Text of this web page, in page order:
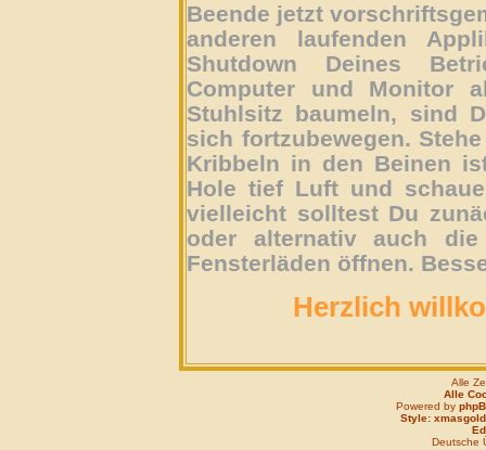
Beende jetzt
anderen laufenden
Shutdown Deines
Computer und Monitor
Stuhlsitz baumeln, sind
sich fortzubewegen.
Kribbeln in den Beinen
Hole tief Luft und
vielleicht solltest Du
oder alternativ auch
Fensterläden öffnen.
Herzlich
Alle
Alle
Powered by
Style: xmasgold
Deutsche